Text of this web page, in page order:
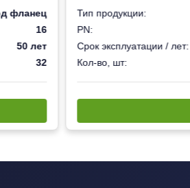
фланец
16
50 лет
32
Тип продукции:
PN:
Срок эксплуатации / лет:
Кол-во, шт: